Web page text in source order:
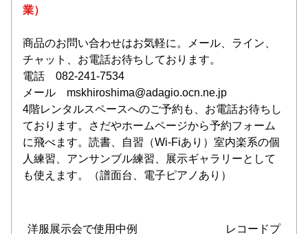
業）
商品のお問い合わせはお気軽に。メール、ライン、
チャット、お電話お待ちしております。
電話　082-241-7534
メール　mskhiroshima@adagio.ocn.ne.jp
4階レンタルスペースへのご予約も、お電話お待ちし
ております。さだやホームページから予約フォーム
に飛べます。読書、自習（Wi-Fiあり）室内楽系の個
人練習、アンサンブル練習、展示ギャラリーとして
も使えます。（譜面台、電子ピアノあり）
洋服展示会で使用中例　　　　　　　　レコードプ